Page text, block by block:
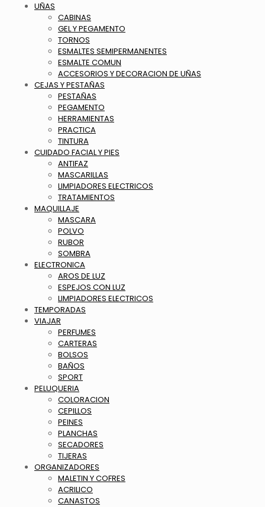
UÑAS
CABINAS
GEL Y PEGAMENTO
TORNOS
ESMALTES SEMIPERMANENTES
ESMALTE COMUN
ACCESORIOS Y DECORACION DE UÑAS
CEJAS Y PESTAÑAS
PESTAÑAS
PEGAMENTO
HERRAMIENTAS
PRACTICA
TINTURA
CUIDADO FACIAL Y PIES
ANTIFAZ
MASCARILLAS
LIMPIADORES ELECTRICOS
TRATAMIENTOS
MAQUILLAJE
MASCARA
POLVO
RUBOR
SOMBRA
ELECTRONICA
AROS DE LUZ
ESPEJOS CON LUZ
LIMPIADORES ELECTRICOS
TEMPORADAS
VIAJAR
PERFUMES
CARTERAS
BOLSOS
BAÑOS
SPORT
PELUQUERIA
COLORACION
CEPILLOS
PEINES
PLANCHAS
SECADORES
TIJERAS
ORGANIZADORES
MALETIN Y COFRES
ACRILICO
CANASTOS